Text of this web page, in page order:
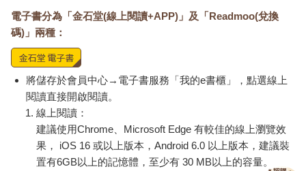
電子書分為「金石堂(線上閱讀+APP)」及「Readmoo(兌換
碼)」兩種：
將儲存於會員中心→電子書服務「我的e書櫃」，點選線上
閱讀直接開啟閱讀。
線上閱讀：
建議使用Chrome、Microsoft Edge 有較佳的線上瀏覽效
果， iOS 16 或以上版本，Android 6.0 以上版本，建議裝
置有6GB以上的記憶體，至少有 30 MB以上的容量。